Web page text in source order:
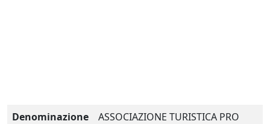
Denominazione
ASSOCIAZIONE TURISTICA PRO